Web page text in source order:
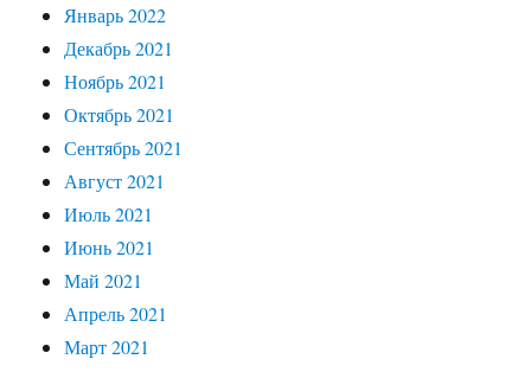
Январь 2022
Декабрь 2021
Ноябрь 2021
Октябрь 2021
Сентябрь 2021
Август 2021
Июль 2021
Июнь 2021
Май 2021
Апрель 2021
Март 2021